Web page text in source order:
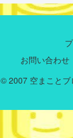
お問い合わせ
© 2007 空まことブ